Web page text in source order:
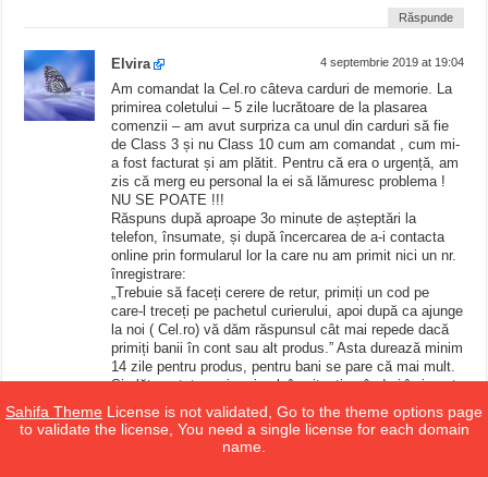
Răspunde
Elvira 4 septembrie 2019 at 19:04
Am comandat la Cel.ro câteva carduri de memorie. La
primirea coletului – 5 zile lucrătoare de la plasarea
comenzii – am avut surpriza ca unul din carduri să fie
de Class 3 și nu Class 10 cum am comandat , cum mi-
a fost facturat și am plătit. Pentru că era o urgență, am
zis că merg eu personal la ei să lămuresc problema !
NU SE POATE !!!
Răspuns după aproape 3o minute de așteptări la
telefon, însumate, și după încercarea de a-i contacta
online prin formularul lor la care nu am primit nici un nr.
înregistrare:
„Trebuie să faceți cerere de retur, primiți un cod pe
care-l treceți pe pachetul curierului, apoi după ca ajunge
la noi ( Cel.ro) vă dăm răspunsul cât mai repede dacă
primiți banii în cont sau alt produs.” Asta durează minim
14 zile pentru produs, pentru bani se pare că mai mult.
Și plătesc tot eu și curierul, în situația când ei îmi sunt
datori mie și cu diferența de preț dintre cele două
carduri, comandat și primit. Bine că n-am luat un
televizor, ceva mai valoros că era urât.
Sahifa Theme License is not validated, Go to the theme options page
to validate the license, You need a single license for each domain
name.